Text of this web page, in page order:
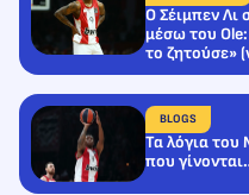
Ο Σέιμπεν
μέσω του Ole:
το ζητούσε»
BLOGS
Τα λόγια του
που